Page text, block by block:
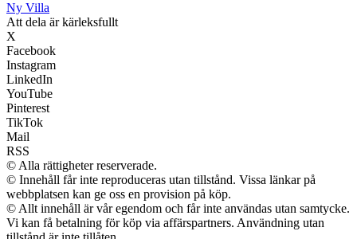
Ny Villa
Att dela är kärleksfullt
X
Facebook
Instagram
LinkedIn
YouTube
Pinterest
TikTok
Mail
RSS
© Alla rättigheter reserverade.
© Innehåll får inte reproduceras utan tillstånd. Vissa länkar på
webbplatsen kan ge oss en provision på köp.
© Allt innehåll är vår egendom och får inte användas utan samtycke.
Vi kan få betalning för köp via affärspartners. Användning utan